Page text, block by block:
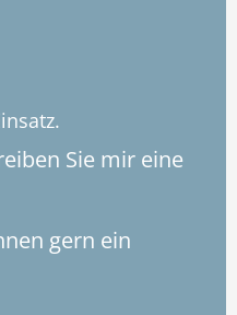
Sie mir eine
gern ein